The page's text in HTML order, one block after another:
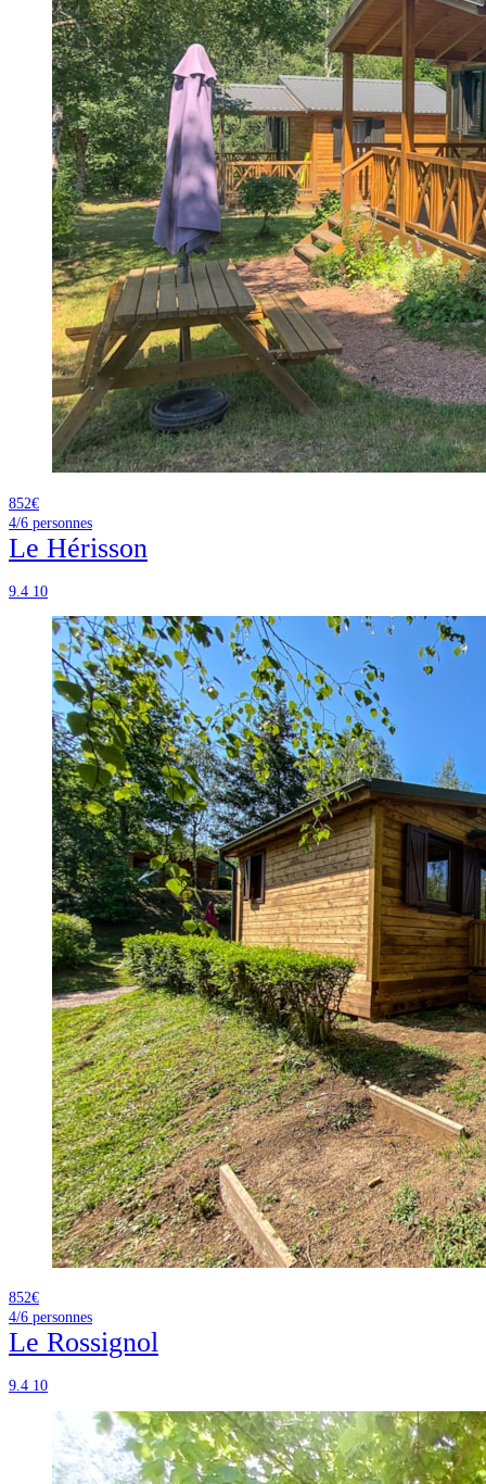
852€
4/6 personnes
Le Hérisson
9.4 10
852€
4/6 personnes
Le Rossignol
9.4 10